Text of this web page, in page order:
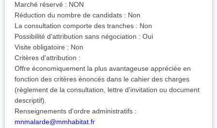
Marché réservé : NON
Réduction du nombre de candidats : Non
La consultation comporte des tranches : Non
Possibilité d'attribution sans négociation : Oui
Visite obligatoire : Non
Critères d'attribution :
Offre économiquement la plus avantageuse appréciée en
fonction des critères énoncés dans le cahier des charges
(règlement de la consultation, lettre d'invitation ou document
descriptif).
Renseignements d'ordre administratifs :
mnmalarde@mmhabitat.fr